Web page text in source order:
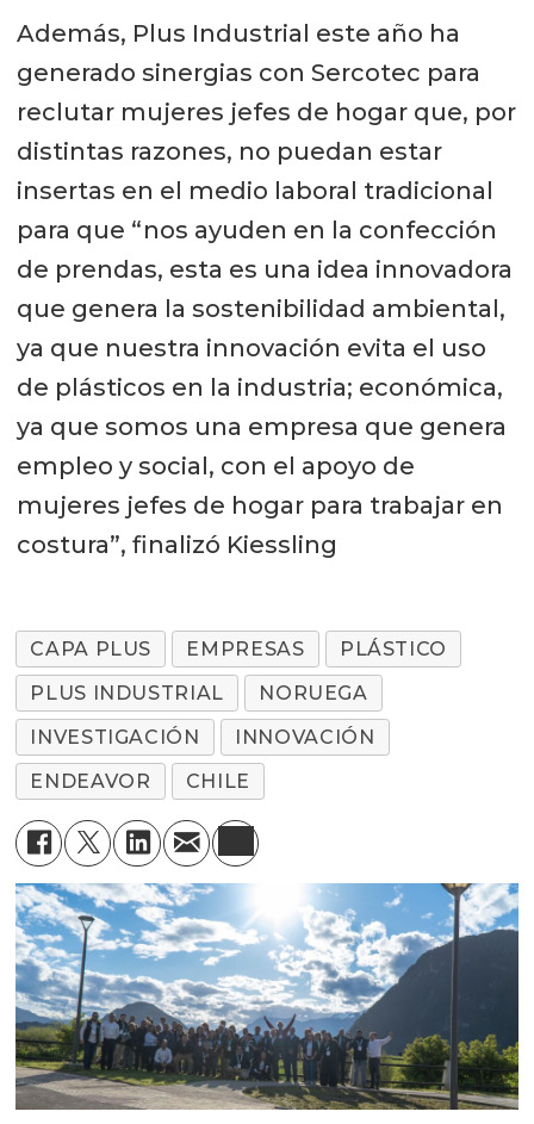
Además, Plus Industrial este año ha
generado sinergias con Sercotec para
reclutar mujeres jefes de hogar que, por
distintas razones, no puedan estar
insertas en el medio laboral tradicional
para que “nos ayuden en la confección
de prendas, esta es una idea innovadora
que genera la sostenibilidad ambiental,
ya que nuestra innovación evita el uso
de plásticos en la industria; económica,
ya que somos una empresa que genera
empleo y social, con el apoyo de
mujeres jefes de hogar para trabajar en
costura”, finalizó Kiessling
CAPA PLUS EMPRESAS
PLÁSTICO
PLUS INDUSTRIAL
NORUEGA
INVESTIGACIÓN
INNOVACIÓN
ENDEAVOR
CHILE